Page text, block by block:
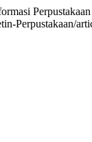
Perpustakaan/